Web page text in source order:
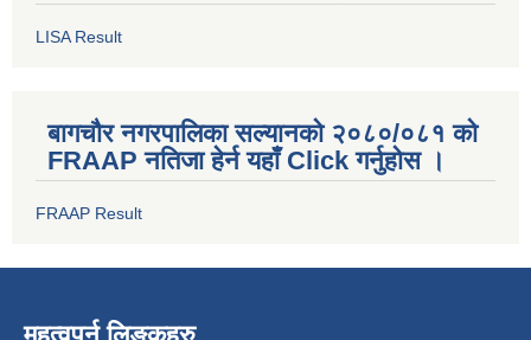
LISA Result
बागचौर नगरपालिका सल्यानको २०८०/०८१ को
FRAAP नतिजा हेर्न यहाँ Click गर्नुहोस ।
FRAAP Result